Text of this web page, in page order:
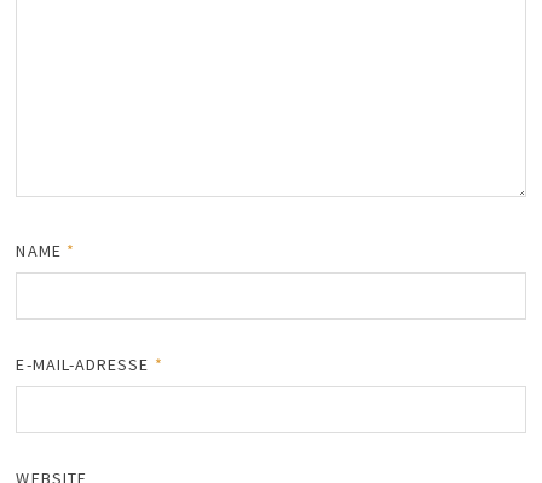
NAME *
E-MAIL-ADRESSE *
WEBSITE